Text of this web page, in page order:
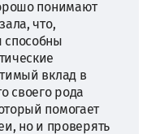
понимают
что,
способны
вклад в
своего рода
помогает
но и проверять